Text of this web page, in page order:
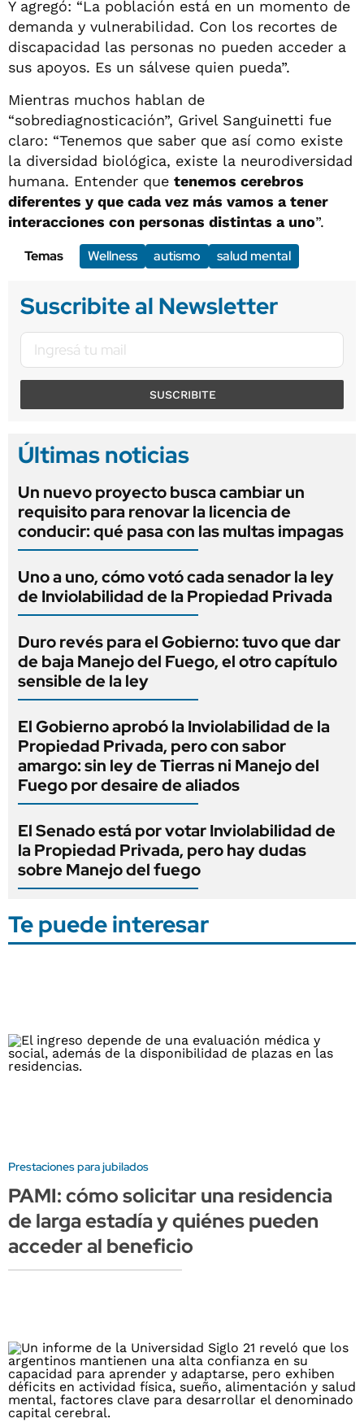
Y agregó: “La población está en un momento de
demanda y vulnerabilidad. Con los recortes de
discapacidad las personas no pueden acceder a
sus apoyos. Es un sálvese quien pueda”.
Mientras muchos hablan de
“sobrediagnosticación”, Grivel Sanguinetti fue
claro: “Tenemos que saber que así como existe
la diversidad biológica, existe la neurodiversidad
humana. Entender que tenemos cerebros
diferentes y que cada vez más vamos a tener
interacciones con personas distintas a uno”.
Temas
Wellness autismo salud mental
Suscribite al Newsletter
SUSCRIBITE
Últimas noticias
Un nuevo proyecto busca cambiar un
requisito para renovar la licencia de
conducir: qué pasa con las multas impagas
Uno a uno, cómo votó cada senador la ley
de Inviolabilidad de la Propiedad Privada
Duro revés para el Gobierno: tuvo que dar
de baja Manejo del Fuego, el otro capítulo
sensible de la ley
El Gobierno aprobó la Inviolabilidad de la
Propiedad Privada, pero con sabor
amargo: sin ley de Tierras ni Manejo del
Fuego por desaire de aliados
El Senado está por votar Inviolabilidad de
la Propiedad Privada, pero hay dudas
sobre Manejo del fuego
Te puede interesar
Prestaciones para jubilados
PAMI: cómo solicitar una residencia
de larga estadía y quiénes pueden
acceder al beneficio